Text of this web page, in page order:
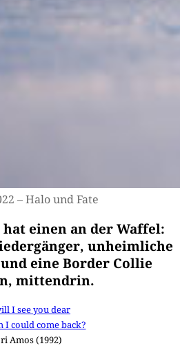
– Halo und Fate
einen an der Waffel:
unheimliche
eine Border Collie
mittendrin.
I see you dear
I could come back?
Amos (1992)